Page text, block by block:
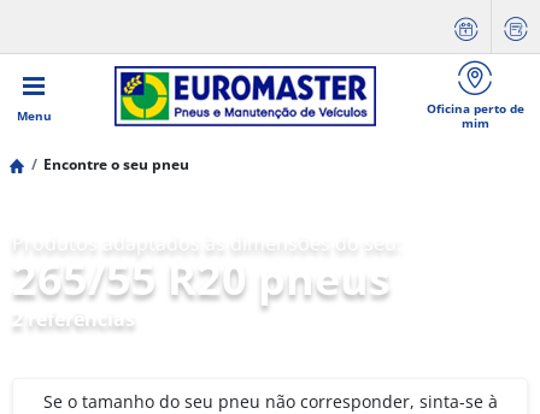
Menu
Oficina perto de
mim
Encontre o seu pneu
265/55 R20 pneus
2 referências
Se o tamanho do seu pneu não corresponder, sinta-se à